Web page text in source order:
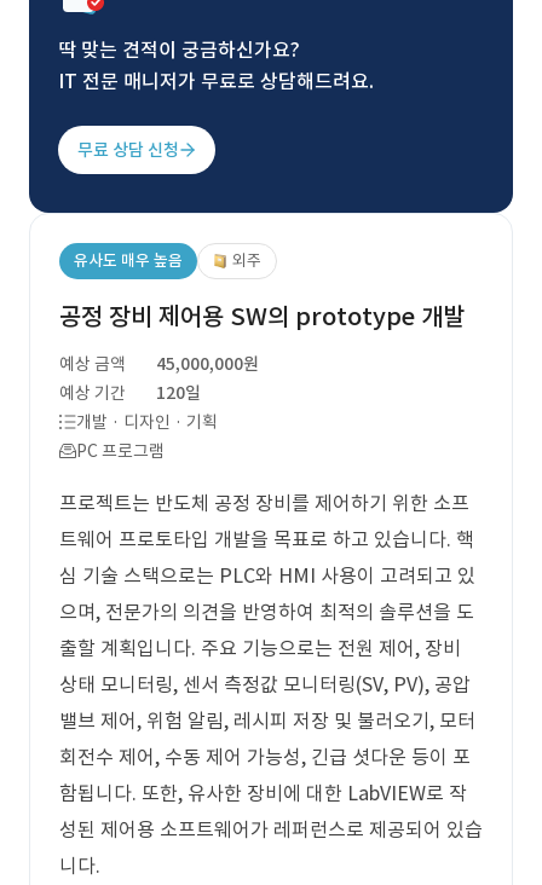
딱 맞는 견적이 궁금하신가요?
IT 전문 매니저가 무료로 상담해드려요.
무료 상담 신청
유사도 매우 높음 외주
공정 장비 제어용 SW의 prototype 개발
예상 금액
45,000,000원
예상 기간
120일
개발 · 디자인 · 기획
PC 프로그램
프로젝트는 반도체 공정 장비를 제어하기 위한 소프
트웨어 프로토타입 개발을 목표로 하고 있습니다. 핵
심 기술 스택으로는 PLC와 HMI 사용이 고려되고 있
으며, 전문가의 의견을 반영하여 최적의 솔루션을 도
출할 계획입니다. 주요 기능으로는 전원 제어, 장비
상태 모니터링, 센서 측정값 모니터링(SV, PV), 공압
밸브 제어, 위험 알림, 레시피 저장 및 불러오기, 모터
회전수 제어, 수동 제어 가능성, 긴급 셧다운 등이 포
함됩니다. 또한, 유사한 장비에 대한 LabVIEW로 작
성된 제어용 소프트웨어가 레퍼런스로 제공되어 있습
니다.